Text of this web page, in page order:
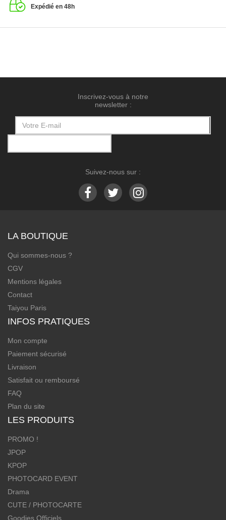
Expédié en 48h
Inscrivez-vous à notre
newsletter :
Suivez-nous sur :
LA BOUTIQUE
Qui sommes-nous ?
CGV
Mentions légales
Contact
Taiyou Paris
INFOS PRATIQUES
Mon compte
Paiement sécurisé
Livraison
Satisfait ou remboursé
FAQ
Plan du site
LES PRODUITS
PROMO !
JPOP
KPOP
PHOTOCARD EVENT
Drama
CUTE / PHOTOCARTE
Goodies Officiels